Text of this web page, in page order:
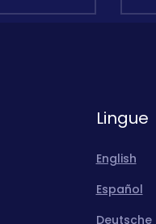
Lingue
English
Español
Deutsche